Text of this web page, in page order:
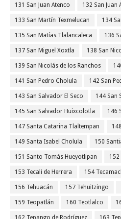
131 San Juan Atenco 132 San Juan
133 San Martín Texmelucan 134
135 San Matías Tlalancaleca 136
137 San Miguel Xoxtla 138 San
139 San Nicolás de los Ranchos
141 San Pedro Cholula 142 San
143 San Salvador El Seco 144 San
145 San Salvador Huixcolotla 146
147 Santa Catarina Tlaltempan
149 Santa Isabel Cholula 150
151 Santo Tomás Hueyotlipan 152
153 Tecali de Herrera 154
156 Tehuacán 157 Tehuitzingo
159 Teopatlán 160 Teotlalco
162 Tepango de Rodríguez 163